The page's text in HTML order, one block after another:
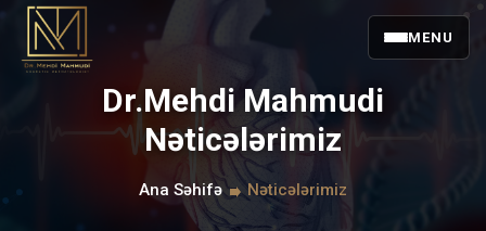
MENU
Dr.Mehdi Mahmudi
Nəticələrimiz
Ana Səhifə Nəticələrimiz